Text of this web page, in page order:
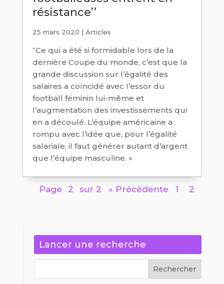
résistance’’
25 mars 2020 | Articles
‘‘Ce qui a été si formidable lors de la
dernière Coupe du monde, c’est que la
grande discussion sur l’égalité des
salaires a coïncidé avec l’essor du
football féminin lui-même et
l’augmentation des investissements qui
en a découlé. L’équipe américaine a
rompu avec l’idée que, pour l’égalité
salariale, il faut générer autant d’argent
que l’équipe masculine. »
Page 2 sur 2 « Précédente 1 2
Lancer une recherche